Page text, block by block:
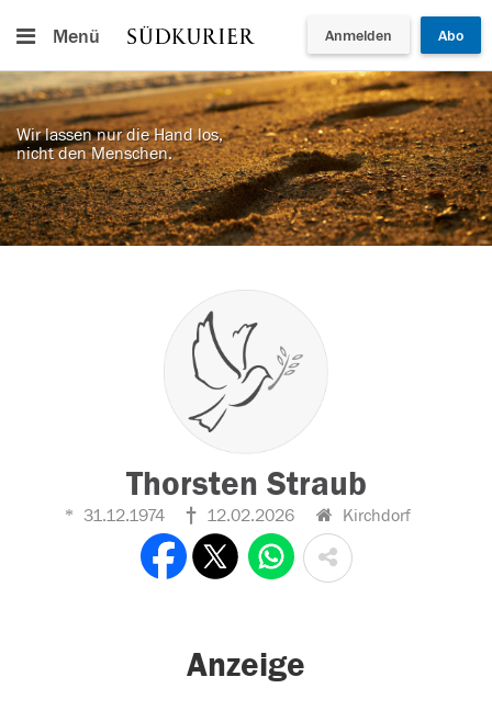
Menü Anmelden Abo
Wir lassen nur die Hand los,
nicht den Menschen.
Thorsten Straub
31.12.1974 12.02.2026 Kirchdorf
Anzeige